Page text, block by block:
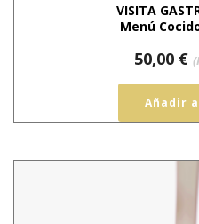
VISITA
Menú
50,00 €
Añadir